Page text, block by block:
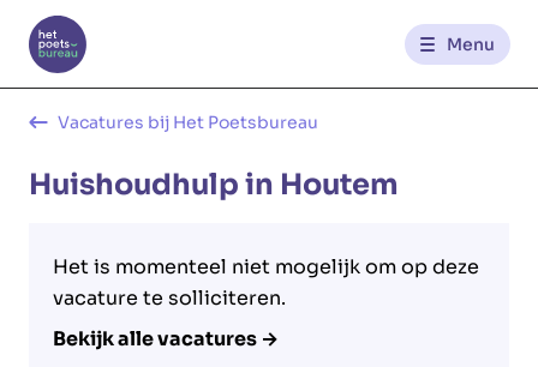
Menu
NL
Kantoren
Werknemerszone
Klantenzone
Vacatures bij Het Poetsbureau
Huishoudhulp in Houtem
Het is momenteel niet mogelijk om op deze
vacature te solliciteren.
Bekijk alle vacatures →